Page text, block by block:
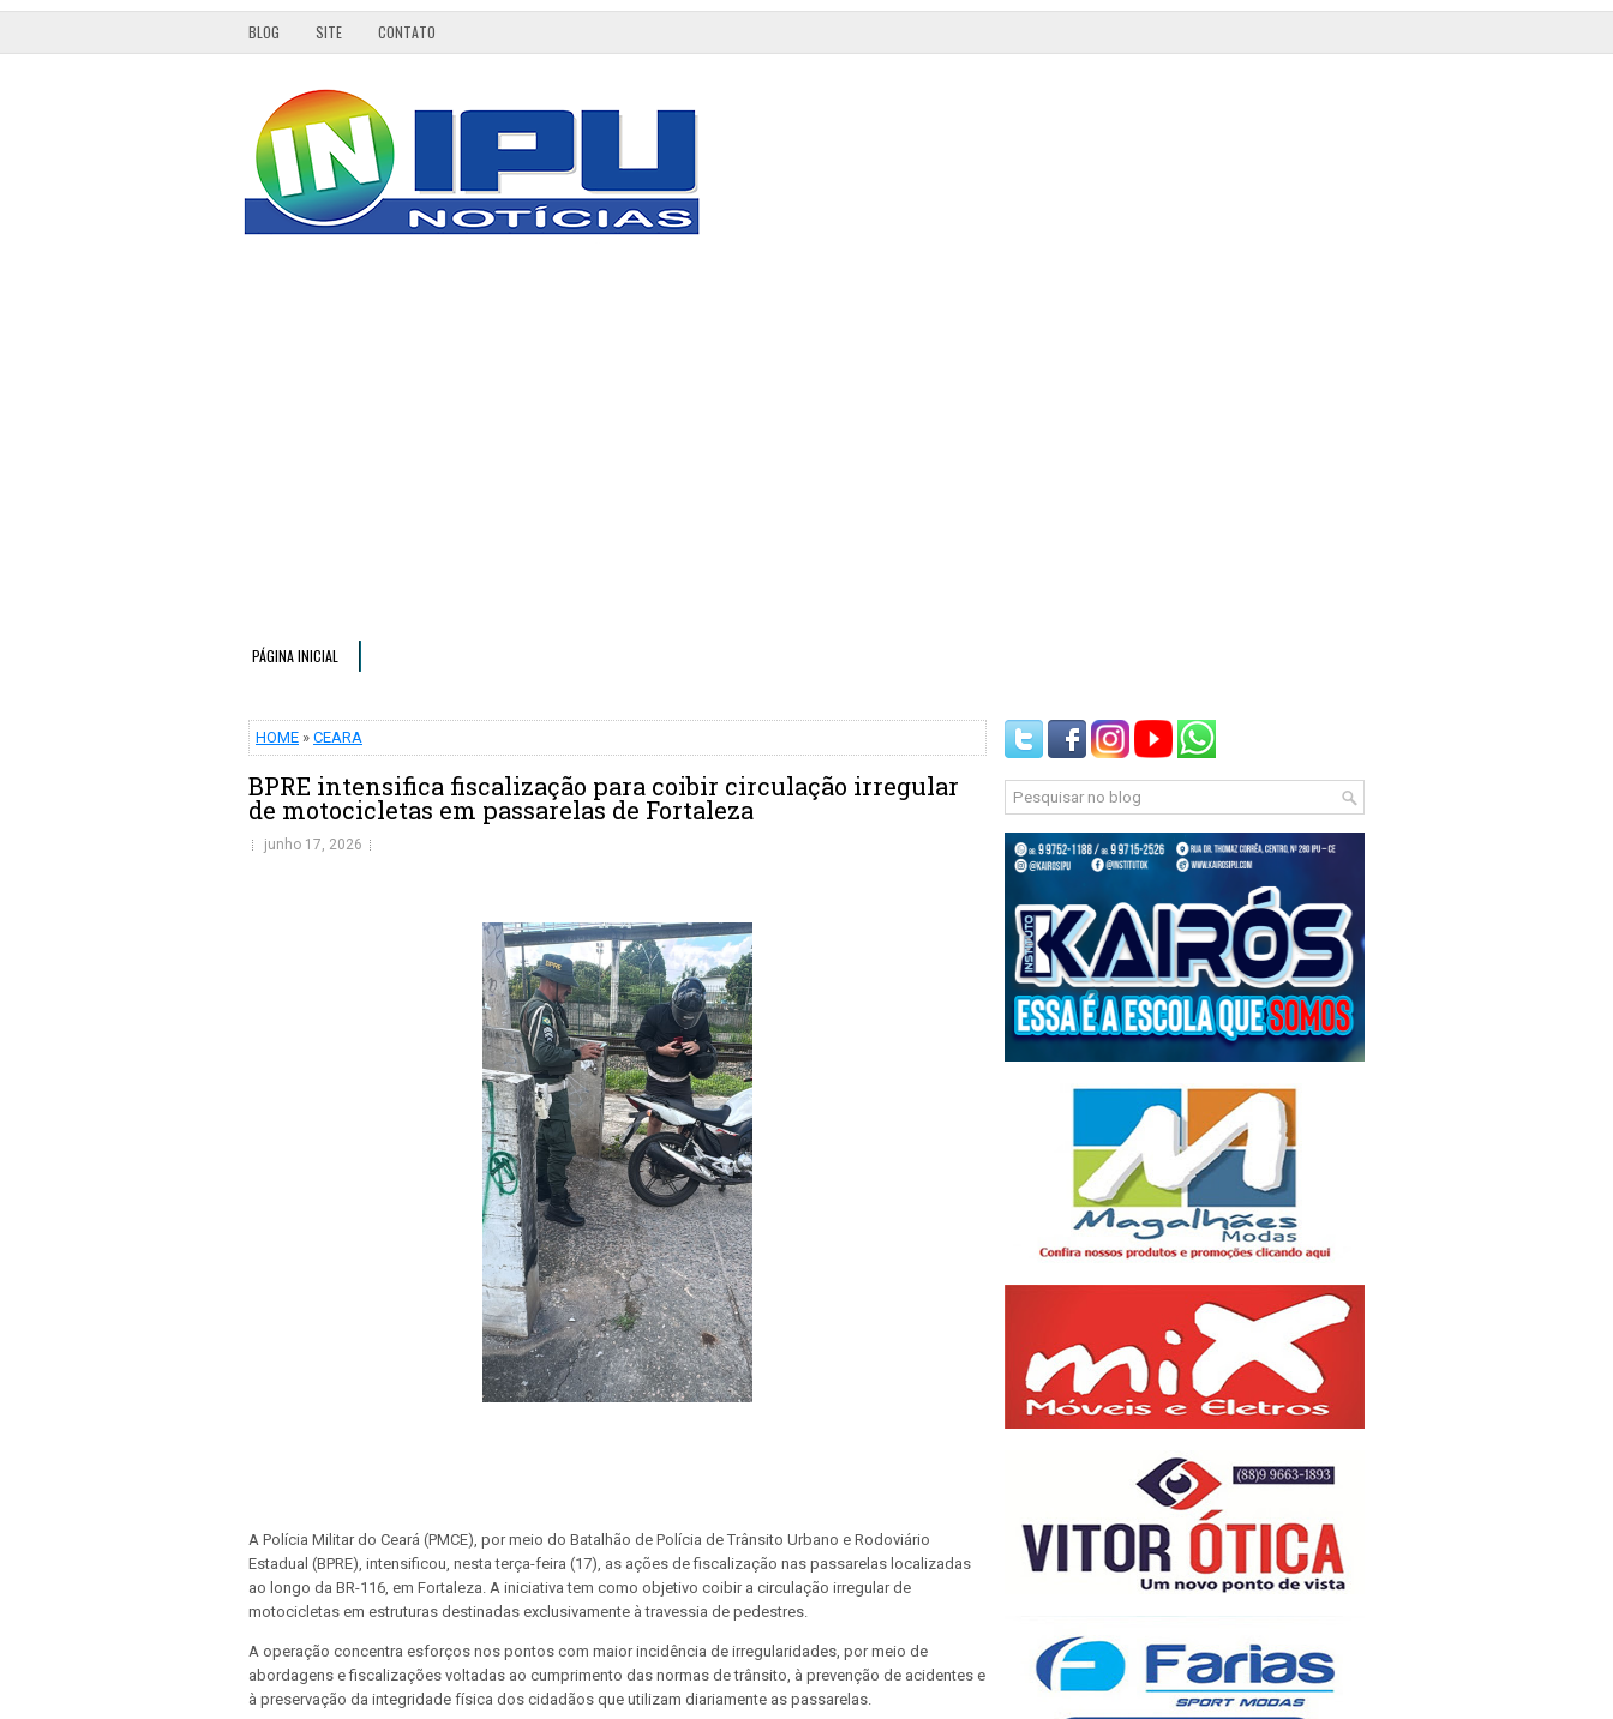
BLOG SITE CONTATO
PÁGINA INICIAL
HOME » CEARA
BPRE intensifica fiscalização para coibir circulação irregular
de motocicletas em passarelas de Fortaleza
junho 17, 2026
A Polícia Militar do Ceará (PMCE), por meio do Batalhão de Polícia de Trânsito Urbano e Rodoviário
Estadual (BPRE), intensificou, nesta terça-feira (17), as ações de fiscalização nas passarelas localizadas
ao longo da BR-116, em Fortaleza. A iniciativa tem como objetivo coibir a circulação irregular de
motocicletas em estruturas destinadas exclusivamente à travessia de pedestres.
A operação concentra esforços nos pontos com maior incidência de irregularidades, por meio de
abordagens e fiscalizações voltadas ao cumprimento das normas de trânsito, à prevenção de acidentes e
à preservação da integridade física dos cidadãos que utilizam diariamente as passarelas.